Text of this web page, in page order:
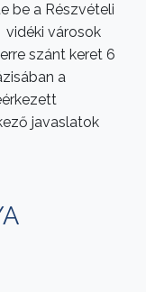
be a Részvételi
vidéki városok
szánt keret 6
a
javaslatok